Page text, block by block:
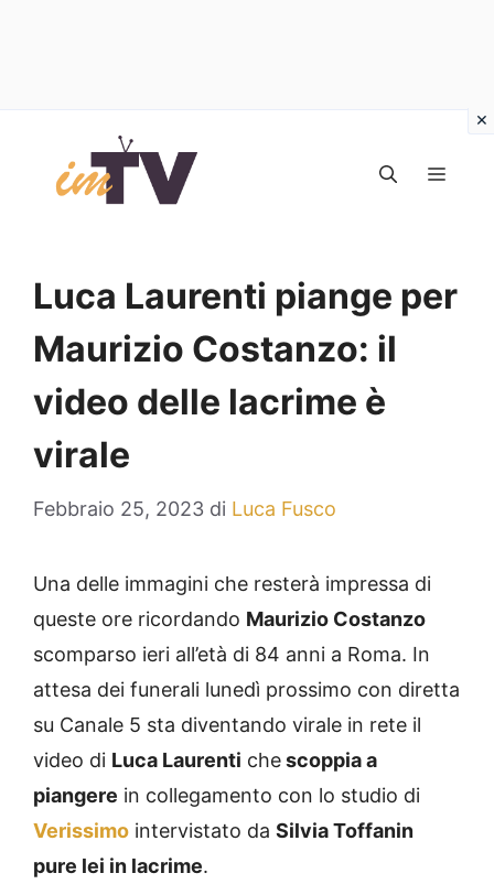
contenuto
Luca Laurenti piange per
Maurizio Costanzo: il
video delle lacrime è
virale
Febbraio 25, 2023 di Luca Fusco
Una delle immagini che resterà impressa di
queste ore ricordando Maurizio Costanzo
scomparso ieri all’età di 84 anni a Roma. In
attesa dei funerali lunedì prossimo con diretta
su Canale 5 sta diventando virale in rete il
video di Luca Laurenti chescoppia a
piangere in collegamento con lo studio di
Verissimo intervistato da Silvia Toffanin
pure lei in lacrime.